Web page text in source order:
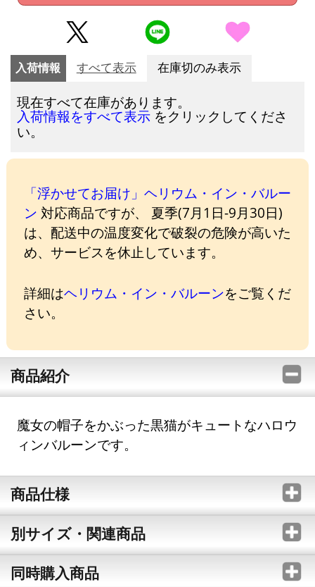
入荷情報 すべて表示 在庫切のみ表示
現在すべて在庫があります。
入荷情報をすべて表示 をクリックしてくださ
い。
「浮かせてお届け」ヘリウム・イン・バルー
ン 対応商品ですが、 夏季(7月1日-9月30日)
は、配送中の温度変化で破裂の危険が高いた
め、サービスを休止しています。
詳細はヘリウム・イン・バルーンをご覧くだ
さい。
商品紹介
魔女の帽子をかぶった黒猫がキュートなハロウ
ィンバルーンです。
商品仕様
別サイズ・関連商品
同時購入商品